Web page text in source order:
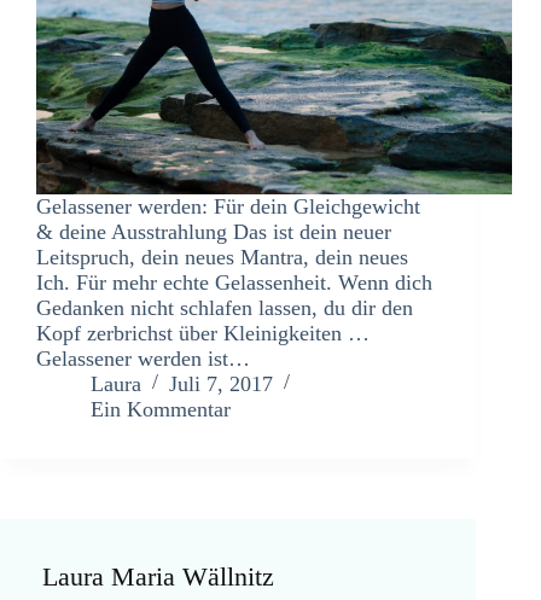
Gelassener werden: Für dein Gleichgewicht
& deine Ausstrahlung Das ist dein neuer
Leitspruch, dein neues Mantra, dein neues
Ich. Für mehr echte Gelassenheit. Wenn dich
Gedanken nicht schlafen lassen, du dir den
Kopf zerbrichst über Kleinigkeiten …
Gelassener werden ist…
Laura
Juli 7, 2017
Ein Kommentar
Laura Maria Wällnitz